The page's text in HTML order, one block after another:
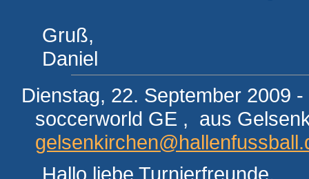
Gruß,
Daniel
Dienstag, 22. September 2009 -
soccerworld GE , aus
Hallo liebe Turnierfreunde,